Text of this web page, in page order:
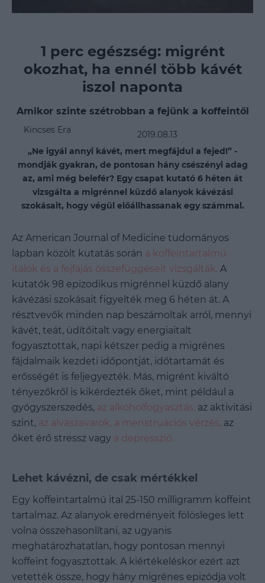
1 perc egészség: migrént
okozhat, ha ennél több kávét
iszol naponta
Amikor szinte szétrobban a fejünk a koffeintől
Kincses Era
2019.08.13
„Ne igyál annyi kávét, mert megfájdul a fejed!” -
mondják gyakran, de pontosan hány csészényi adag
az, ami még belefér? Egy csapat kutató 6 héten át
vizsgálta a migrénnel küzdő alanyok kávézási
szokásait, hogy végül előállhassanak egy számmal.
Az American Journal of Medicine tudományos
lapban közölt kutatás során a koffeintartalmú
italok és a fejfájás összefüggéseit vizsgálták. A
kutatók 98 epizodikus migrénnel küzdő alany
kávézási szokásait figyelték meg 6 héten át. A
résztvevők minden nap beszámoltak arról, mennyi
kávét, teát, üdítőitalt vagy energiaitalt
fogyasztottak, napi kétszer pedig a migrénes
fájdalmaik kezdeti időpontját, időtartamát és
erősségét is feljegyezték. Más, migrént kiváltó
tényezőkről is kikérdezték őket, mint például a
gyógyszerszedés, az alkoholfogyasztás, az aktivitási
szint, az alvászavarok, a menstruációs vérzés, az
őket érő stressz vagy a depresszió.
Lehet kávézni, de csak mértékkel
Egy koffeintartalmú ital 25-150 milligramm koffeint
tartalmaz. Az alanyok eredményeit fölösleges lett
volna összehasonlítani, az ugyanis
meghatározhatatlan, hogy pontosan mennyi
koffeint fogyasztottak. A kiértékeléskor ezért azt
vetették össze, hogy hány migrénes epizódja volt